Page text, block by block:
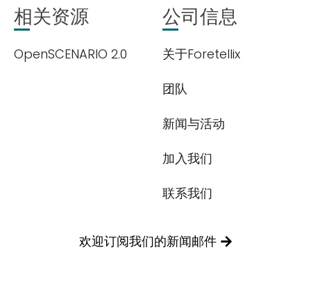
相关资源
OpenSCENARIO 2.0
公司信息
关于Foretellix
团队
新闻与活动
加入我们
联系我们
欢迎订阅我们的新闻邮件